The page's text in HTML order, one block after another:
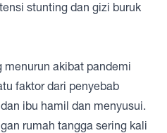
stunting dan gizi buruk
menurun akibat pandemi
faktor dari penyebab
ibu hamil dan menyusui.
rumah tangga sering kali